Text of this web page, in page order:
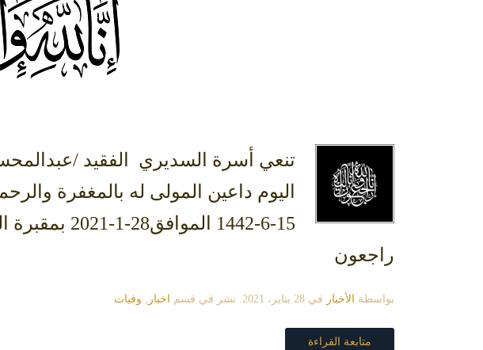
تنعي أسرة السديري الفقيد /
اليوم داعين المولى له بالمغفرة
15-6-1442
راجعون
بواسطة الأخبار في 28 يناير، 2021 . نشر في قسم اخبار , وفيات
متابعة القراءة